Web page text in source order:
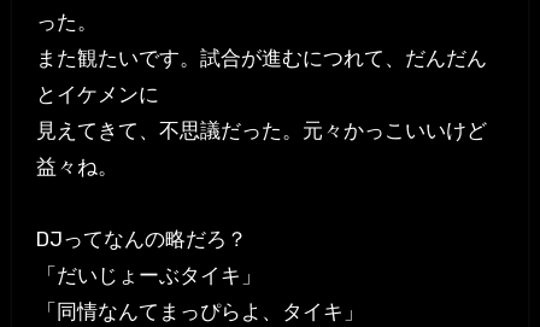
った。
また観たいです。試合が進むにつれて、だんだん
とイケメンに
見えてきて、不思議だった。元々かっこいいけど
益々ね。
DJってなんの略だろ？
「だいじょーぶタイキ」
「同情なんてまっぴらよ、タイキ」